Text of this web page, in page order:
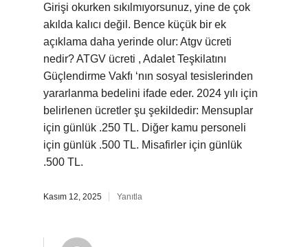
Girişi okurken sıkılmıyorsunuz, yine de çok
akılda kalıcı değil. Bence küçük bir ek
açıklama daha yerinde olur: Atgv ücreti
nedir? ATGV ücreti , Adalet Teşkilatını
Güçlendirme Vakfı ‘nın sosyal tesislerinden
yararlanma bedelini ifade eder. 2024 yılı için
belirlenen ücretler şu şekildedir: Mensuplar
için günlük .250 TL. Diğer kamu personeli
için günlük .500 TL. Misafirler için günlük
.500 TL.
Kasım 12, 2025 Yanıtla